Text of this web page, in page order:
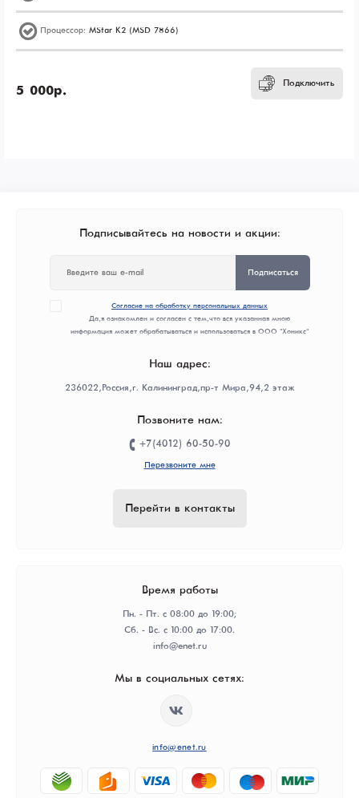
Процессор: MStar K2 (MSD 7866)
5 000р.
Подключить
Подписывайтесь на новости и акции:
Подписаться
Согласие на обработку персональных данных
Да, я ознакомлен и согласен с тем, что вся указанная мною
информация может обрабатываться и использоваться в ООО "Хоникс"
Наш адрес:
236022, Россия, г. Калининград, пр-т Мира, 94, 2 этаж
Позвоните нам:
+7(4012) 60-50-90
Перезвоните мне
Перейти в контакты
Время работы
Пн. - Пт. с 08:00 до 19:00;
Сб. - Вс. с 10:00 до 17:00.
info@enet.ru
Мы в социальных сетях:
info@enet.ru